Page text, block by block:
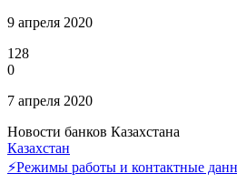
9 апреля 2020
128
0
7 апреля 2020
Новости банков Казахстана
Казахстан
⚡️Режимы работы и контактные